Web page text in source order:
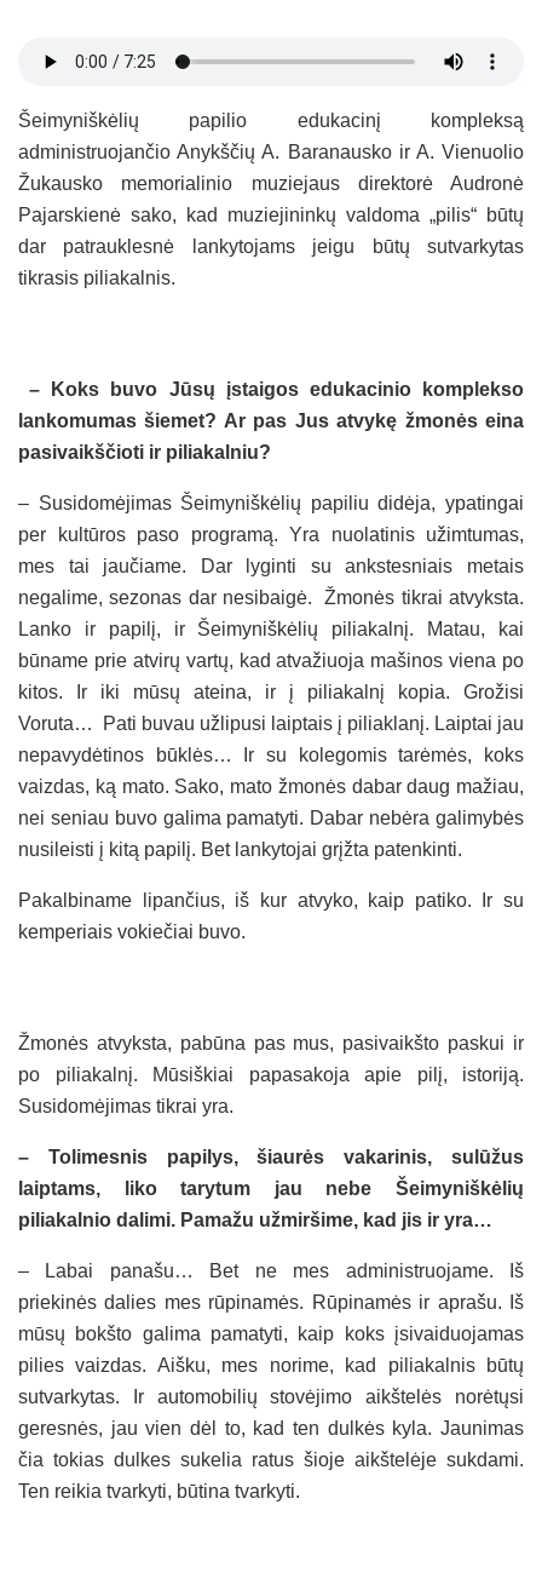
Šeimyniškėlių papilio edukacinį kompleksą
administruojančio Anykščių A. Baranausko ir A. Vienuolio
Žukausko memorialinio muziejaus direktorė Audronė
Pajarskienė sako, kad muziejininkų valdoma „pilis“ būtų
dar patrauklesnė lankytojams jeigu būtų sutvarkytas
tikrasis piliakalnis.
– Koks buvo Jūsų įstaigos edukacinio komplekso
lankomumas šiemet? Ar pas Jus atvykę žmonės eina
pasivaikščioti ir piliakalniu?
– Susidomėjimas Šeimyniškėlių papiliu didėja, ypatingai
per kultūros paso programą. Yra nuolatinis užimtumas,
mes tai jaučiame. Dar lyginti su ankstesniais metais
negalime, sezonas dar nesibaigė. Žmonės tikrai atvyksta.
Lanko ir papilį, ir Šeimyniškėlių piliakalnį. Matau, kai
būname prie atvirų vartų, kad atvažiuoja mašinos viena po
kitos. Ir iki mūsų ateina, ir į piliakalnį kopia. Grožisi
Voruta… Pati buvau užlipusi laiptais į piliaklanį. Laiptai jau
nepavydėtinos būklės… Ir su kolegomis tarėmės, koks
vaizdas, ką mato. Sako, mato žmonės dabar daug mažiau,
nei seniau buvo galima pamatyti. Dabar nebėra galimybės
nusileisti į kitą papilį. Bet lankytojai grįžta patenkinti.
Pakalbiname lipančius, iš kur atvyko, kaip patiko. Ir su
kemperiais vokiečiai buvo.
Žmonės atvyksta, pabūna pas mus, pasivaikšto paskui ir
po piliakalnį. Mūsiškiai papasakoja apie pilį, istoriją.
Susidomėjimas tikrai yra.
– Tolimesnis papilys, šiaurės vakarinis, sulūžus
laiptams, liko tarytum jau nebe Šeimyniškėlių
piliakalnio dalimi. Pamažu užmiršime, kad jis ir yra…
– Labai panašu… Bet ne mes administruojame. Iš
priekinės dalies mes rūpinamės. Rūpinamės ir aprašu. Iš
mūsų bokšto galima pamatyti, kaip koks įsivaiduojamas
pilies vaizdas. Aišku, mes norime, kad piliakalnis būtų
sutvarkytas. Ir automobilių stovėjimo aikštelės norėtųsi
geresnės, jau vien dėl to, kad ten dulkės kyla. Jaunimas
čia tokias dulkes sukelia ratus šioje aikštelėje sukdami.
Ten reikia tvarkyti, būtina tvarkyti.